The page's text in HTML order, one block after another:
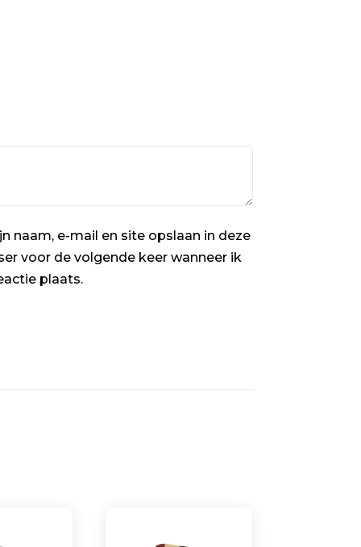
naam, e-mail en site opslaan in deze
voor de volgende keer wanneer ik
plaats.